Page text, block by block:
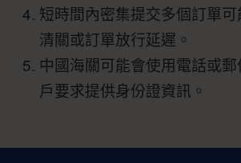
短時間內密集提交多個訂單
清關或訂單放行延遲。
中國海關可能會使用電話或
戶要求提供身份證資訊。